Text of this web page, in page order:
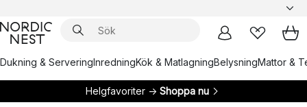
Dukning & ServeringInredningKök & MatlagningBelysningMattor &
Helgfavoriter → Shoppa nu